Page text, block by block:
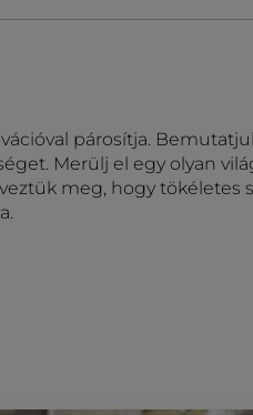
párosítja.
Merülj el egy olyan
meg, hogy tökéletes